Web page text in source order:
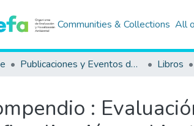
Communities & Collections All
Publicaciones y Eventos del OEFA Libros
: